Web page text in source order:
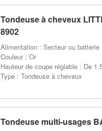
Tondeuse à cheveux
8902
Alimentation : Secteur ou batterie
Couleur : Or
Hauteur de coupe réglable : De
Type : Tondeuse à cheveux
Tondeuse multi-usages